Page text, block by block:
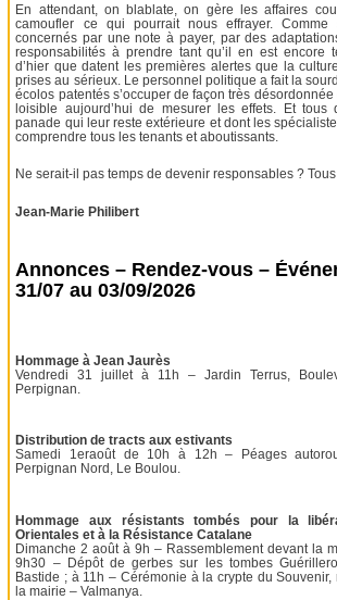
En attendant, on blablate, on gère les affaires
camoufler ce qui pourrait nous effrayer. Comme
concernés par une note à payer, par des
responsabilités à prendre tant qu’il en est encore
d’hier que datent les premières alertes que la
prises au sérieux. Le personnel politique a fait la
écolos patentés s’occuper de façon très
loisible aujourd’hui de mesurer les effets. Et tous
panade qui leur reste extérieure et dont les
comprendre tous les tenants et aboutissants.
Ne serait-il pas temps de devenir responsables ?
Jean-Marie Philibert
Annonces – Rendez-vous –
31/07 au 03/09/2026
Hommage à Jean Jaurès
Vendredi 31 juillet à 11h – Jardin Terrus,
Perpignan.
Distribution de tracts aux estivants
Samedi 1eraoût de 10h à 12h – Péages
Perpignan Nord, Le Boulou.
Hommage aux résistants tombés pour la
Orientales et à la Résistance Catalane
Dimanche 2 août à 9h – Rassemblement devant la
9h30 – Dépôt de gerbes sur les tombes
Bastide ; à 11h – Cérémonie à la crypte du
la mairie – Valmanya.